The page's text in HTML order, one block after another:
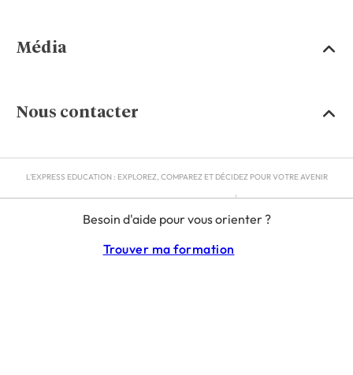
Besoin d'aide pour vous orienter ?
Trouver ma formation
Média
Nous contacter
L'EXPRESS EDUCATION : EXPLOREZ, COMPAREZ ET DÉCIDEZ POUR VOTRE AVENIR
RGPD